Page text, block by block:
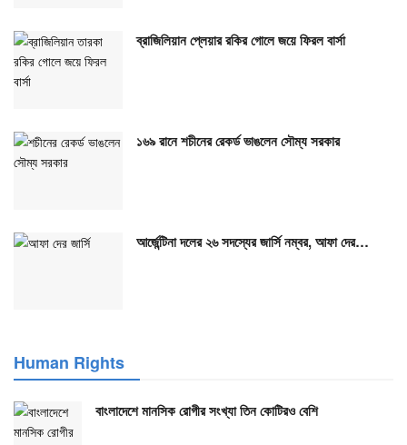
ব্রাজিলিয়ান প্লেয়ার রকির গোলে জয়ে ফিরল বার্সা
১৬৯ রানে শচীনের রেকর্ড ভাঙলেন সৌম্য সরকার
আর্জেন্টিনা দলের ২৬ সদস্যের জার্সি নম্বর, আফা দের…
Human Rights
বাংলাদেশে মানসিক রোগীর সংখ্যা তিন কোটিরও বেশি